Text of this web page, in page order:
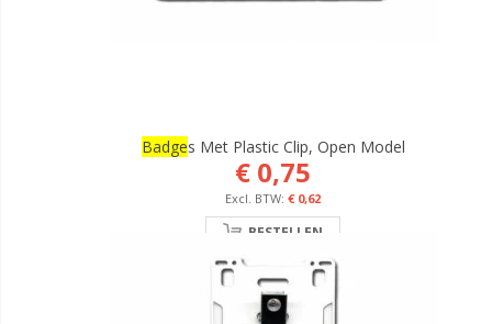
BadgeS Met Plastic Clip, Open Model
€ 0,75
€ 0,62
BESTELLEN